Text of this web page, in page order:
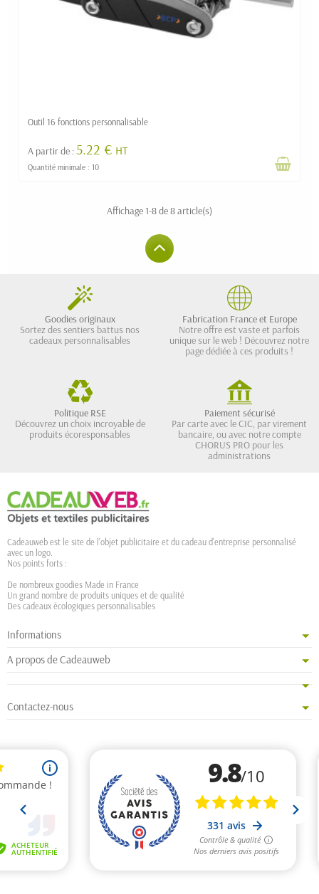
Outil 16 fonctions personnalisable
A partir de :5.22 € HT
Quantité minimale : 10
Affichage 1-8 de 8 article(s)
Goodies originaux
Sortez des sentiers battus nos
cadeaux personnalisables
Fabrication France et Europe
Notre offre est vaste et parfois
unique sur le web ! Découvrez notre
page dédiée à ces produits !
Politique RSE
Découvrez un choix incroyable de
produits écoresponsables
Paiement sécurisé
Par carte avec le CIC, par virement
bancaire, ou avec notre compte
CHORUS PRO pour les
administrations
Cadeauweb est le site de l'objet publicitaire et du cadeau d'entreprise personnalisé
avec un logo.
Nos points forts :
De nombreux goodies Made in France
Un grand nombre de produits uniques et de qualité
Des cadeaux écologiques personnalisables
Informations
A propos de Cadeauweb
Contactez-nous